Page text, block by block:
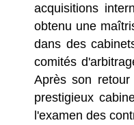
acquisitions
obtenu une
dans des
comités
Après son
prestigieux
l'examen des